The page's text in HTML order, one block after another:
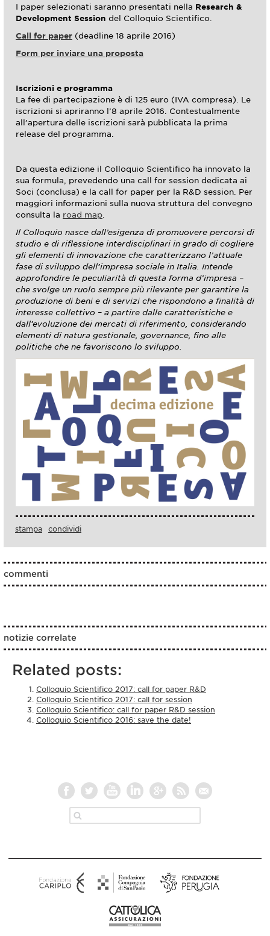
I paper selezionati saranno presentati nella Research &
Development Session del Colloquio Scientifico.
Call for paper (deadline 18 aprile 2016)
Form per inviare una proposta
Iscrizioni e programma
La fee di partecipazione è di 125 euro (IVA compresa). Le
iscrizioni si apriranno l’8 aprile 2016. Contestualmente
all’apertura delle iscrizioni sarà pubblicata la prima
release del programma.
Da questa edizione il Colloquio Scientifico ha innovato la
sua formula, prevedendo una call for session dedicata ai
Soci (conclusa) e la call for paper per la R&D session. Per
maggiori informazioni sulla nuova struttura del convegno
consulta la road map
Il Colloquio nasce dall’esigenza di promuovere percorsi di
studio e di riflessione interdisciplinari in grado di cogliere
gli elementi di innovazione che caratterizzano l’attuale
fase di sviluppo dell’impresa sociale in Italia. Intende
approfondire le peculiarità di questa forma d’impresa –
che svolge un ruolo sempre più rilevante per garantire la
produzione di beni e di servizi che rispondono a finalità di
interesse collettivo – a partire dalle caratteristiche e
dall’evoluzione dei mercati di riferimento, considerando
elementi di natura gestionale, governance, fino alle
politiche che ne favoriscono lo sviluppo.
stampa condividi
commenti
notizie correlate
Related posts:
Colloquio Scientifico 2017: call for paper R&D
Colloquio Scientifico 2017: call for session
Colloquio Scientifico: call for paper R&D session
Colloquio Scientifico 2016: save the date!